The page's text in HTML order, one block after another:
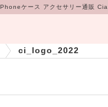
ケース アクセサリー通販
ci_logo_2022